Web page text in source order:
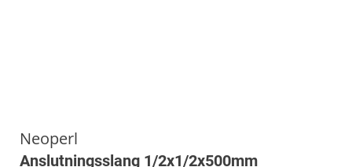
Neoperl
Anslutningsslang 1/2x1/2x500mm